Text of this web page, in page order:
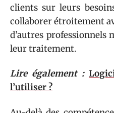
clients sur leurs
collaborer étroitement
d’autres professionnels
leur traitement.
Lire également :
l’utiliser ?